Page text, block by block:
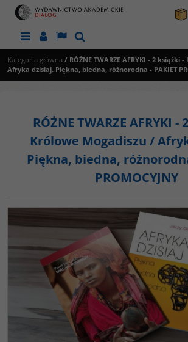
MenuPanelLangSzukaj
Kategoria główna / RÓŻNE TWARZE AFRYKI - 2 książki
Afryka dzisiaj. Piękna, biedna, różnorodna - PAKIET
RÓŻNE TWARZE AFRYKI -
Królowe Mogadiszu /
Piękna, biedna,
PROMOCYJNY